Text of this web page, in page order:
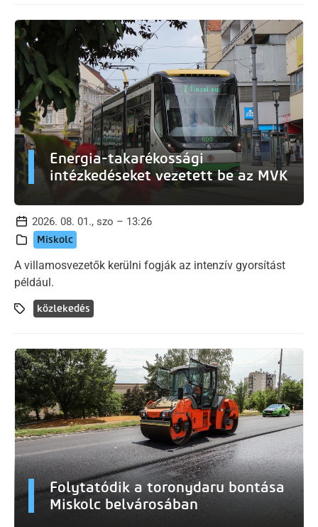
Energia-takarékossági
intézkedéseket vezetett be az MVK
2026. 08. 01., szo – 13:26
Miskolc
A villamosvezetők kerülni fogják az intenzív gyorsítást
például.
közlekedés
Folytatódik a toronydaru bontása
Miskolc belvárosában